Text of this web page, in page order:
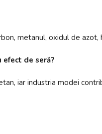
metanul, oxidul de
efect de seră?
iar industria modei